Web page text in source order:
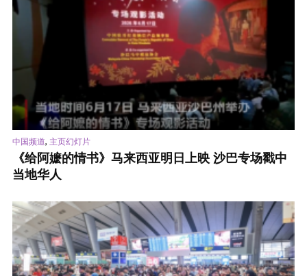
中国频道, 主页幻灯片
《给阿嬷的情书》马来西亚明日上映 沙巴专场戳中
当地华人